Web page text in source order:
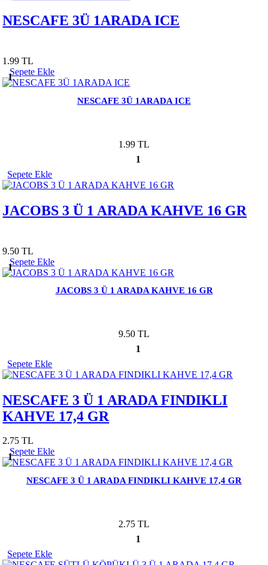
NESCAFE 3Ü 1ARADA ICE
1.99 TL
1
Sepete Ekle
NESCAFE 3Ü 1ARADA ICE
1.99 TL
1
Sepete Ekle
JACOBS 3 Ü 1 ARADA KAHVE 16 GR
9.50 TL
1
Sepete Ekle
JACOBS 3 Ü 1 ARADA KAHVE 16 GR
9.50 TL
1
Sepete Ekle
NESCAFE 3 Ü 1 ARADA FINDIKLI
KAHVE 17,4 GR
2.75 TL
1
Sepete Ekle
NESCAFE 3 Ü 1 ARADA FINDIKLI KAHVE 17,4 GR
2.75 TL
1
Sepete Ekle